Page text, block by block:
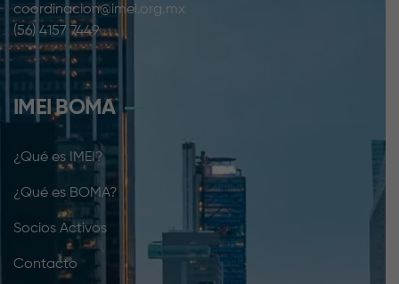
coordinacion@imei.org.mx
(56) 4157 7449
IMEI BOMA
¿Qué es IMEI?
¿Qué es BOMA?
Socios Activos
Contacto